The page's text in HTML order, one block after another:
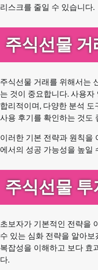
리스크를 줄일 수 있습니다.
주식선물 거
주식선물 거래를 위해서는
는 것이 중요합니다. 사용
합리적이며, 다양한 분석
사용 후기를 확인하는 것도
이러한 기본 전략과 원칙을
에서의 성공 가능성을 높일
주식선물
초보자가 기본적인 전략을
수 있는 심화 전략을 알아
복잡성을 이해하고 보다 효
다.